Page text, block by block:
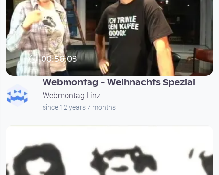
00:56:03
Webmontag - Weihnachts Spezial
Webmontag Linz
since 12 years 7 months